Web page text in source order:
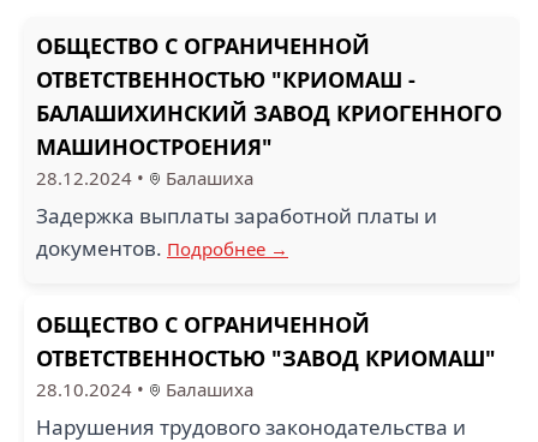
ОБЩЕСТВО С ОГРАНИЧЕННОЙ
ОТВЕТСТВЕННОСТЬЮ "КРИОМАШ -
БАЛАШИХИНСКИЙ ЗАВОД КРИОГЕННОГО
МАШИНОСТРОЕНИЯ"
28.12.2024 • Балашиха
Задержка выплаты заработной платы и
документов. Подробнее →
ОБЩЕСТВО С ОГРАНИЧЕННОЙ
ОТВЕТСТВЕННОСТЬЮ "ЗАВОД КРИОМАШ"
28.10.2024 • Балашиха
Нарушения трудового законодательства и